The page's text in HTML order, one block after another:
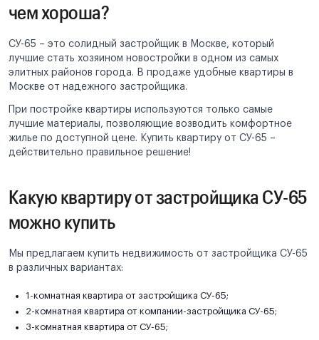
чем хороша?
СУ-65 – это солидный застройщик в Москве, который
лучшие стать хозяином новостройки в одном из самых
элитных районов города. В продаже удобные квартиры в
Москве от надежного застройщика.
При постройке квартиры используются только самые
лучшие материалы, позволяющие возводить комфортное
жилье по доступной цене. Купить квартиру от СУ-65 –
действительно правильное решение!
Какую квартиру от застройщика СУ-65
можно купить
Мы предлагаем купить недвижимость от застройщика СУ-65
в различных вариантах:
1-комнатная квартира от застройщика СУ-65;
2-комнатная квартира от компании-застройщика СУ-65;
3-комнатная квартира от СУ-65;